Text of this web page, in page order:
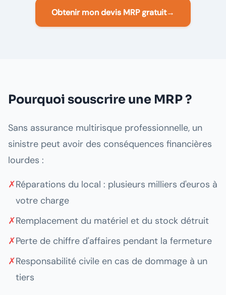
Obtenir mon devis MRP gratuit→
Pourquoi souscrire une MRP ?
Sans assurance multirisque professionnelle, un
sinistre peut avoir des conséquences financières
lourdes :
✗Réparations du local : plusieurs milliers d'euros à
votre charge
✗Remplacement du matériel et du stock détruit
✗Perte de chiffre d'affaires pendant la fermeture
✗Responsabilité civile en cas de dommage à un
tiers